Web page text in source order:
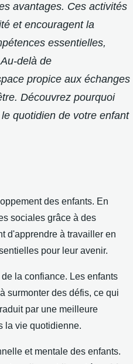
avantages. Ces activités
et encouragent la
essentielles,
delà de
propice aux échanges
Découvrez pourquoi
quotidien de votre enfant
des enfants. En
sociales grâce à des
d'apprendre à travailler en
pour leur avenir.
la confiance. Les enfants
surmonter des défis, ce qui
par une meilleure
la vie quotidienne.
et mentale des enfants.